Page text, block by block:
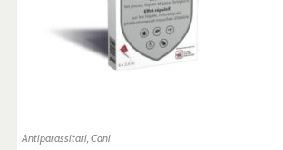
Antiparassitari, Cani